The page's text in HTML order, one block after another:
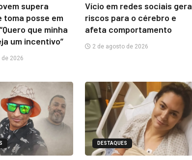
supera
toma posse em
que minha
um incentivo”
2026
Vício em redes sociais gera
riscos para o cérebro e
afeta comportamento
2 de agosto de 2026
DESTAQUES